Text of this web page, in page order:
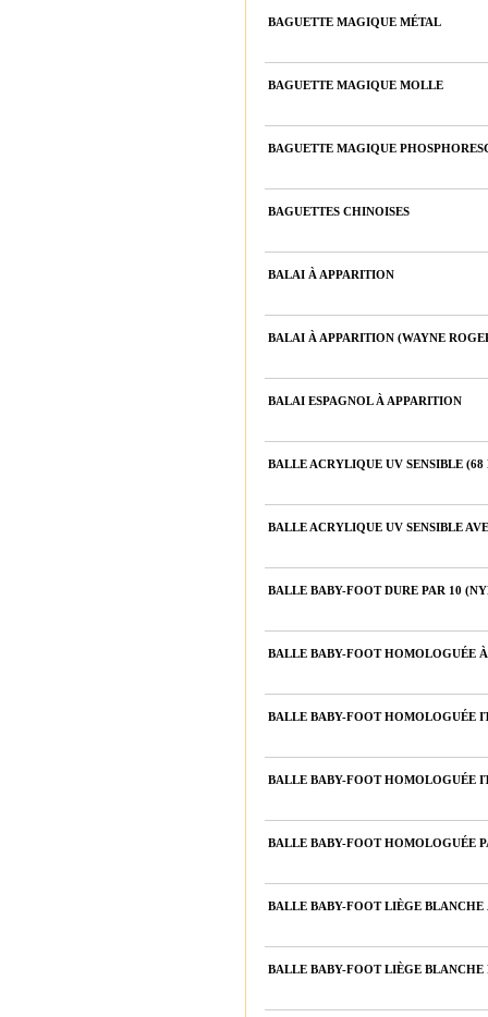
BAGUETTE MAGIQUE MÉTAL
BAGUETTE MAGIQUE MOLLE
BAGUETTE MAGIQUE
BAGUETTES CHINOISES
BALAI À APPARITION
BALAI À APPARITION (WAYNE
BALAI ESPAGNOL À APPARITION
BALLE ACRYLIQUE UV SENSIBLE (68
BALLE ACRYLIQUE UV SENSIBLE
BALLE BABY-FOOT DURE PAR 10
BALLE BABY-FOOT HOMOLOGUÉE
BALLE BABY-FOOT HOMOLOGUÉE
BALLE BABY-FOOT HOMOLOGUÉE
BALLE BABY-FOOT HOMOLOGUÉE
BALLE BABY-FOOT LIÈGE BLANCHE
BALLE BABY-FOOT LIÈGE BLANCHE